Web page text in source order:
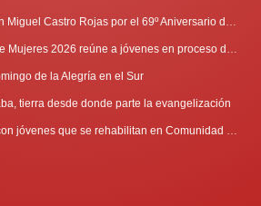
de la Alegría en el Sur
tierra desde donde parte la evangelización